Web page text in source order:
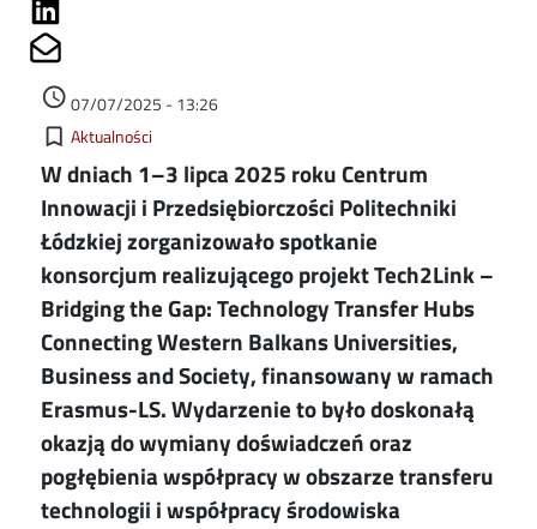
access_time 07/07/2025 - 13:26
bookmark_border Kategorie
Aktualności
W dniach 1–3 lipca 2025 roku Centrum
Innowacji i Przedsiębiorczości Politechniki
Łódzkiej zorganizowało spotkanie
konsorcjum realizującego projekt Tech2Link –
Bridging the Gap: Technology Transfer Hubs
Connecting Western Balkans Universities,
Business and Society, finansowany w ramach
Erasmus-LS. Wydarzenie to było doskonałą
okazją do wymiany doświadczeń oraz
pogłębienia współpracy w obszarze transferu
technologii i współpracy środowiska